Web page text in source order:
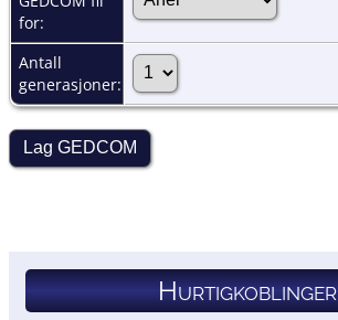
for:
Antall
generasjoner:
Hurtigkoblinger